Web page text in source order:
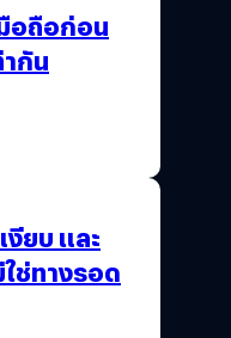
อถือก่อน
กัน
งียบ และ
ช่ทางรอด